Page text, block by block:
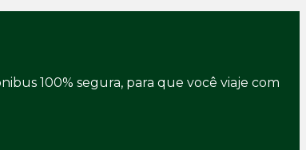
100% segura, para que você viaje com